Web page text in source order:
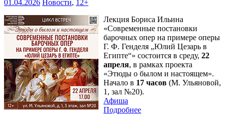
01.04.2026 Новости, 12+
Лекция Бориса Ильина
«Современные постановки
барочных опер на примере оперы
Г. Ф. Генделя „Юлий Цезарь в
Египте“» состоится в среду, 22
апреля, в рамках проекта
«Этюды о былом и настоящем».
Начало в 17 часов (М. Ульяновой,
1, зал №20).
Афиша
Подробнее